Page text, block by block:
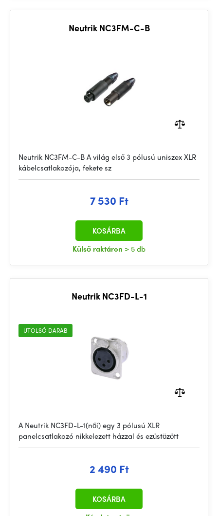
Neutrik NC3FM-C-B
Neutrik NC3FM-C-B A világ első 3 pólusú uniszex XLR
kábelcsatlakozója, fekete sz
7 530 Ft
Külső raktáron > 5 db
KOSÁRBA
Neutrik NC3FD-L-1
UTOLSÓ DARAB
A Neutrik NC3FD-L-1(női) egy 3 pólusú XLR
panelcsatlakozó nikkelezett házzal és ezüstözött
2 490 Ft
KOSÁRBA